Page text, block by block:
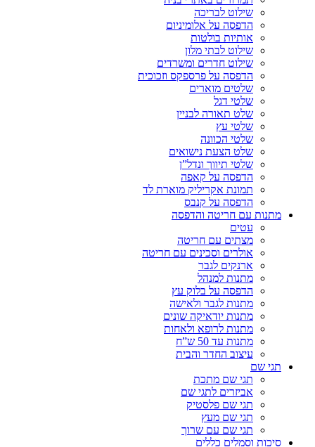
שילוט לבריכה
הדפסה על אלומיניום
אותיות בולטות
שילוט לבתי מלון
שילוט חדרים ומשרדים
הדפסה על פרספקס וזכוכית
שלטים מוארים
שלטי דגל
שלט תאורה לבניין
שלטי עץ
שלטי הכוונה
שלט הצעת נישואים
שלטי תיווך ונדל”ן
הדפסה על קאפה
תמונת אקריליק מוארת לד
הדפסה על קנבס
מתנות עם חריטה והדפסה
עטים
מצתים עם חריטה
אולרים וסכינים עם חריטה
ארנקים לגבר
מתנות למנהל
הדפסה על בלוק עץ
מתנות לגבר ולאישה
מתנות יודאיקה שונים
מתנות לרופא ולאחות
מתנות עד 50 ש”ח
עיצוב החדר והבית
תגי שם
תגי שם מתכת
אביזרים לתגי שם
תגי שם פלסטיק
תגי שם מעץ
תגי שם עם שרוך
סיכות וסמלים כללים